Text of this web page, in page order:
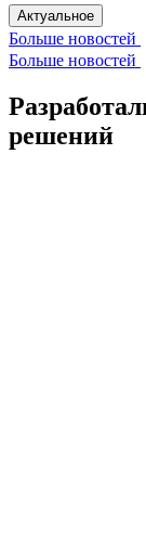
Актуальное
Больше новостей
Больше новостей
решений